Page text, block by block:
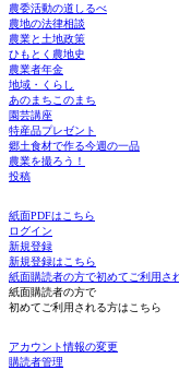
農委活動の道しるべ
農地の法律相談
農業と土地政策
ひもとく農地史
農業者年金
地域・くらし
あのまちこのまち
園芸講座
特産品プレゼント
郷土食材で作る今週の一品
農業を撮ろう！
投稿
紙面PDFはこちら
ログイン
新規登録
新規登録はこちら
紙面購読者の方で初めてご利用さ
紙面購読者の方で
初めてご利用される方はこちら
アカウント情報の変更
購読者管理